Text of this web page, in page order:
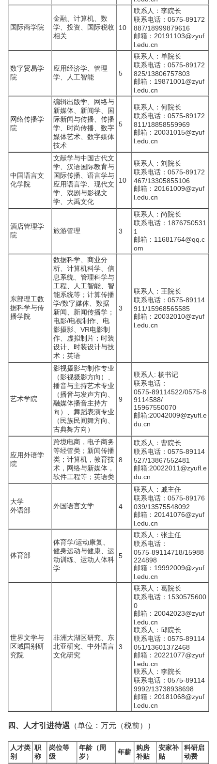
国际商学院
金融、计算机、数
学、投资、国际税收
相关
10
联系人：李院长
联系电话：0575-89172
887/18999879616
邮箱：20191103@zyuf
l.edu.cn
数字贸易学
院
应用经济学、管理
学、人工智能
5
联系人：单院长
联系电话：0575-89172
825/13806757803
邮箱：19871001@zyuf
l.edu.cn
网络传播学
院
编辑出版学、网络与
新媒体、新闻学、国
际新闻与传播、传播
学、时尚传播、数字
媒体艺术、数字媒体
技术
5
联系人：何院长
联系电话：0575-89172
811/18858559969
邮箱：20031015@zyuf
l.edu.cn
中国语言文
化学院
文献学与中国古代文
学、汉语国际教育与
国际传播、语言学与
应用语言学、现代文
学、戏剧与影视文
学、大禹文化
10
联系人：刘院长
联系电话：0575-89172
467/13305855106
邮箱：20161009@zyuf
l.edu.cn
酒店管理学
院
旅游管理 3
联系人：尚院长
联系电话：1876750531
1
邮箱：11681764@qq.c
om
东部理工数
据科学与传
播学院
数据科学、商业分
析、计算机科学、信
息系统、管理科学与
工程、人工智能、智
能系统等；计算传播
学/数字媒体、数据
新闻、新闻传播学；
电影/电视制作、电
影摄影、VR电影制
作、虚拟制片；时装
设计、时装设计与技
术；英语
3
联系人：王院长
联系电话：0575-89114
911/15968565585
邮箱：20032010@zyuf
l.edu.cn
艺术学院
影视摄影与制作专业
（影视摄影方向）、
播音与主持艺术专业
（播音与发声方向、
融媒体播音主持方
向）、舞蹈表演专业
（民族民间舞方向、
古典舞方向）
9
联系人: 杨书记
联系电话：
0575-89114522/0575-8
9114588/
15967550070
邮箱:20042009@zyufl.e
du.cn
应用外语学
院
跨境电商，电子商务
等经管类；新闻传播
类；计算机，教育技
术，网络与新媒体，
软件工程等；英语类
8
联系人：曹院长
联系电话：0575-89114
527/13867552481
邮箱:20022011@zyufl.e
du.cn
大学
外语部
外国语言文学 4
联系人：戚主任
联系电话：0575-89176
039/13575548092
邮箱：20141076@zyuf
l.edu.cn
体育部
体育学/运动康复、
健身运动与健康、运
动训练、运动人体科
学
5
联系人：张主任
联系电话：
0575-89114718/15988
224898
邮箱：19992009@zyuf
l.edu.cn
世界文学与
区域国别研
究院
非洲大湖区研究、东
北亚研究、中外语言
文化研究
3
联系人：葛院长
联系电话：1530575600
0
邮箱：20042023@zyuf
l.edu.cn
联系人：邱院长
联系电话：0575-89114
051/13601372468
邮箱：20221077@zyuf
l.edu.cn
联系人：李院长
联系电话：0575-89114
9992/13738938698
邮箱：20181068@zyuf
l.edu.cn
四、人才引进待遇 （单位：万元（税前））
人才类
别
职
称
岗位等
级
年龄（周
岁）
年薪
购房
补贴
安家补
贴
科研启
动费